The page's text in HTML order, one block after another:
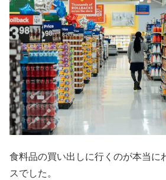
食料品の買い出しに行くのが本当に
スでした。